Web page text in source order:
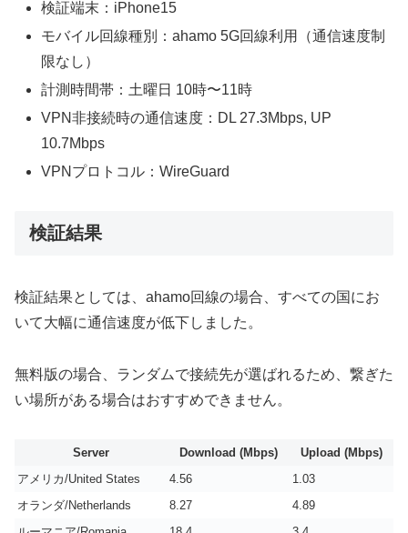
検証端末：iPhone15
モバイル回線種別：ahamo 5G回線利用（通信速度制
限なし）
計測時間帯：土曜日 10時〜11時
VPN非接続時の通信速度：DL 27.3Mbps, UP
10.7Mbps
VPNプロトコル：WireGuard
検証結果
検証結果としては、ahamo回線の場合、すべての国にお
いて大幅に通信速度が低下しました。
無料版の場合、ランダムで接続先が選ばれるため、繋ぎた
い場所がある場合はおすすめできません。
Server Download (Mbps)
Upload (Mbps)
アメリカ/United States
4.56
1.03
オランダ/Netherlands
8.27
4.89